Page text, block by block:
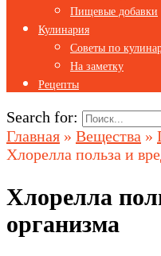
Пищевые добавки
Кулинария
Советы по
На заметку
Рецепты
Search for:
Главная » Вещества »
Хлорелла польза и
Хлорелла
организма